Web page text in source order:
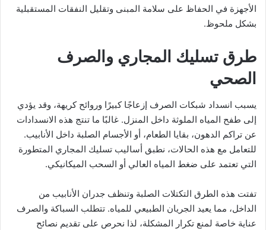
الأجهزة في الحفاظ على سلامة المبنى وتقليل النفقات المستقبلية
بشكل ملحوظ.
طرق تسليك المجاري والصرف
الصحي
يسبب انسداد شبكات الصرف إزعاجًا كبيرًا وروائح كريهة، وقد يؤدي
إلى طفح المياه الملوثة داخل المنزل. غالبًا ما تنتج هذه الانسدادات
عن تراكم الدهون، بقايا الطعام، أو الأجسام الصلبة داخل الأنابيب.
للتعامل مع هذه الحالات، نطبق أساليب تسليك المجاري المتطورة
التي تعتمد على ضغط المياه العالي أو السحب الميكانيكي.
تفتت هذه الطرق التكتلات الصلبة وتنظف جدران الأنابيب من
الداخل، مما يعيد الجريان الطبيعي للمياه. تتطلب السباكة والصرف
عناية خاصة لمنع تكرار المشكلة، لذا نحرص على تقديم نصائح